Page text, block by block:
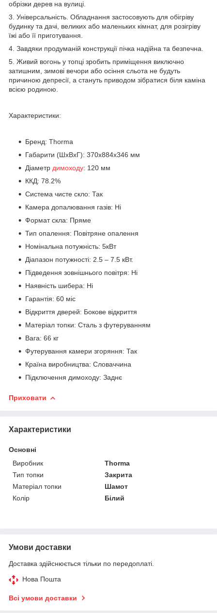
обрізки дерев на вулиці.
3. Універсальність. Обладнання застосовують для обігріву
будинку та дачі, великих або маленьких кімнат, для розігріву
їжі або її приготування.
4. Завдяки продуманій конструкції пічка надійна та безпечна.
5. Живий вогонь у топці зробить приміщення виключно
затишним, зимові вечори або осіння сльота не будуть
причиною депресії, а стануть приводом зібратися біля каміна
всією родиною.
Характеристики:
Бренд: Thorma
Габарити (ШхВхГ): 370x884x346 мм
Діаметр димоходу: 120 мм
ККД: 78.2%
Система чисте скло: Так
Камера допалювання газів: Ні
Формат скла: Пряме
Тип опалення: Повітряне опалення
Номінальна потужність: 5кВт
Діапазон потужності: 2.5 – 7.5 кВт.
Підведення зовнішнього повітря: Ні
Наявність шибера: Ні
Гарантія: 60 міс
Відкриття дверей: Бокове відкриття
Матеріал топки: Сталь з футеруванням
Вага: 66 кг
Футерування камери згоряння: Так
Країна виробництва: Словаччина
Підключення димоходу: Заднє
Приховати
Характеристики
Основні
Виробник
Thorma
Тип топки
Закрита
Матеріал топки
Шамот
Колір
Білий
Умови доставки
Доставка здійснюється тільки по передоплаті.
Нова Пошта
Всі умови доставки